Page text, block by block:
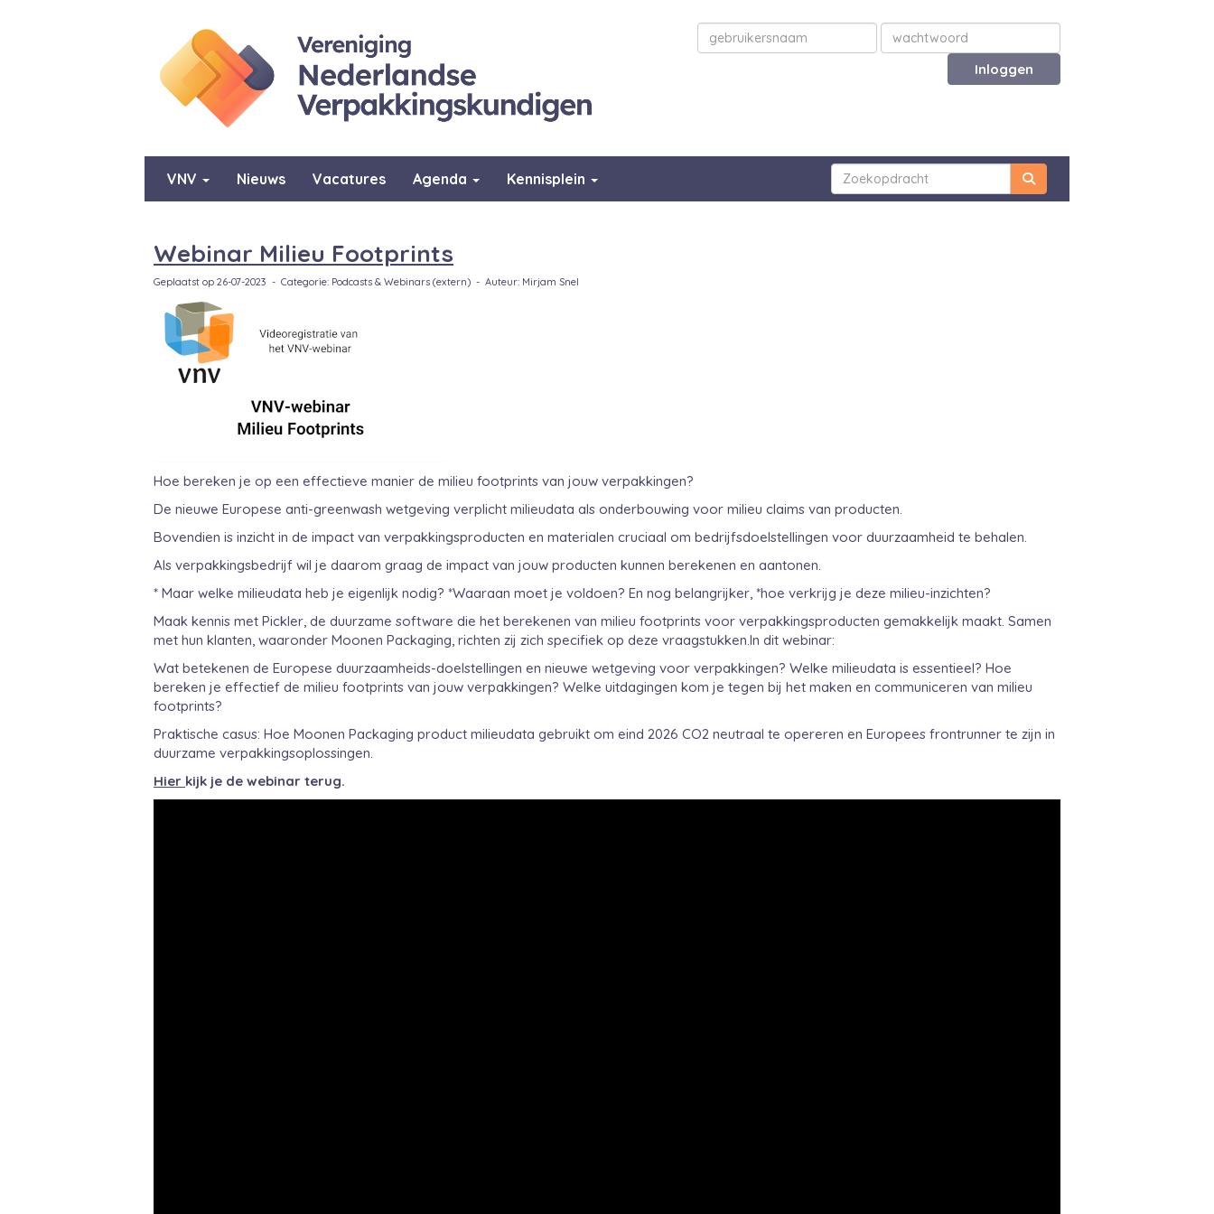
Inloggen
VNV Nieuws Vacatures Agenda Kennisplein
Webinar Milieu Footprints
Geplaatst op 26-07-2023 - Categorie: Podcasts & Webinars (extern) - Auteur: Mirjam Snel
Hoe bereken je op een effectieve manier de milieu footprints van jouw verpakkingen?
De nieuwe Europese anti-greenwash wetgeving verplicht milieudata als onderbouwing voor milieu claims van producten.
Bovendien is inzicht in de impact van verpakkingsproducten en materialen cruciaal om bedrijfsdoelstellingen voor duurzaamheid te behalen.
Als verpakkingsbedrijf wil je daarom graag de impact van jouw producten kunnen berekenen en aantonen.
* Maar welke milieudata heb je eigenlijk nodig? *Waaraan moet je voldoen? En nog belangrijker, *hoe verkrijg je deze milieu-inzichten?
Maak kennis met Pickler, de duurzame software die het berekenen van milieu footprints voor verpakkingsproducten gemakkelijk maakt. Samen
met hun klanten, waaronder Moonen Packaging, richten zij zich specifiek op deze vraagstukken.In dit webinar:
Wat betekenen de Europese duurzaamheids-doelstellingen en nieuwe wetgeving voor verpakkingen? Welke milieudata is essentieel? Hoe
bereken je effectief de milieu footprints van jouw verpakkingen? Welke uitdagingen kom je tegen bij het maken en communiceren van milieu
footprints?
Praktische casus: Hoe Moonen Packaging product milieudata gebruikt om eind 2026 CO2 neutraal te opereren en Europees frontrunner te zijn in
duurzame verpakkingsoplossingen.
Hier kijk je de webinar terug.